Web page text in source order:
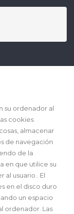
su ordenador al
cookies
almacenar
de navegación
de la
en que utilice su
al usuario.. El
en el disco duro
un espacio
ordenador. Las